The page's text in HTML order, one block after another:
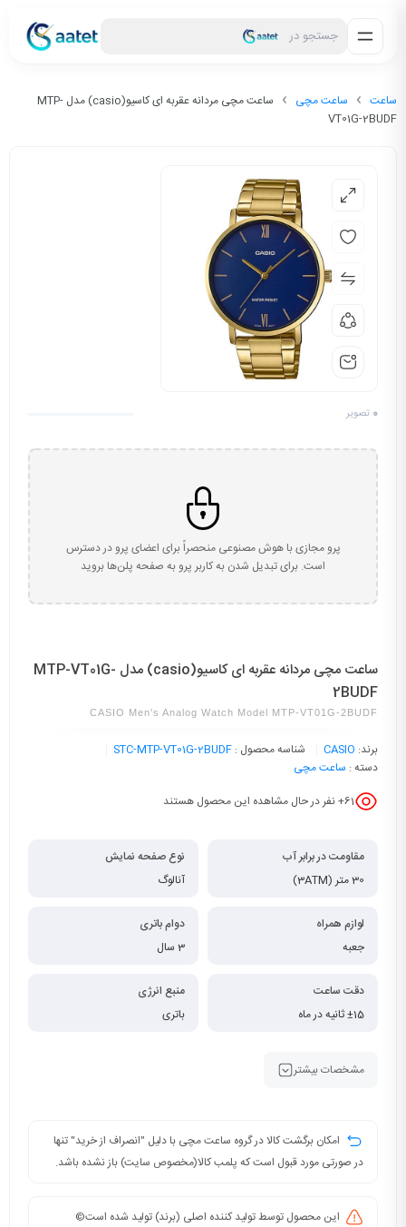
جستجو در
ساعت ساعت مچی
ساعت مچی مردانه عقربه ای کاسیو(casio) مدل MTP-
VT01G-2BUDF
0 تصویر
پرو مجازی با هوش مصنوعی منحصراً برای اعضای پرو در دسترس
است. برای تبدیل شدن به کاربر پرو به صفحه پلن‌ها بروید
ساعت مچی مردانه عقربه ای کاسیو(casio) مدل MTP-VT01G-
2BUDF
CASIO Men's Analog Watch Model MTP-VT01G-2BUDF
برند: CASIO شناسه محصول : STC-MTP-VT01G-2BUDF
دسته : ساعت مچی
61+ نفر در حال مشاهده این محصول هستند
مقاومت در برابر آب
30 متر (3ATM)
نوع صفحه نمایش
آنالوگ
لوازم همراه
جعبه
دوام باتری
3 سال
دقت ساعت
±15 ثانیه در ماه
منبع انرژی
باتری
مشخصات بیشتر
امکان برگشت کالا در گروه ساعت مچی با دلیل "انصراف از خرید" تنها
در صورتی مورد قبول است که پلمب کالا(مخصوص سایت) باز نشده باشد.
این محصول توسط تولید کننده اصلی (برند) تولید شده است©️